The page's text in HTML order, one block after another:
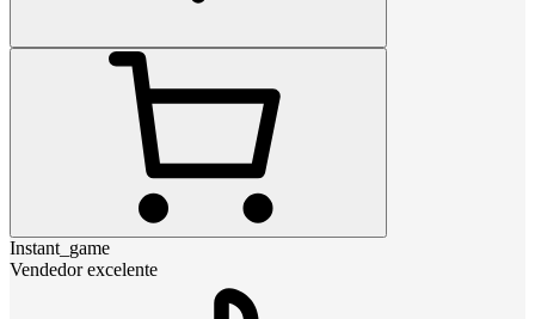
Instant_game
Vendedor excelente